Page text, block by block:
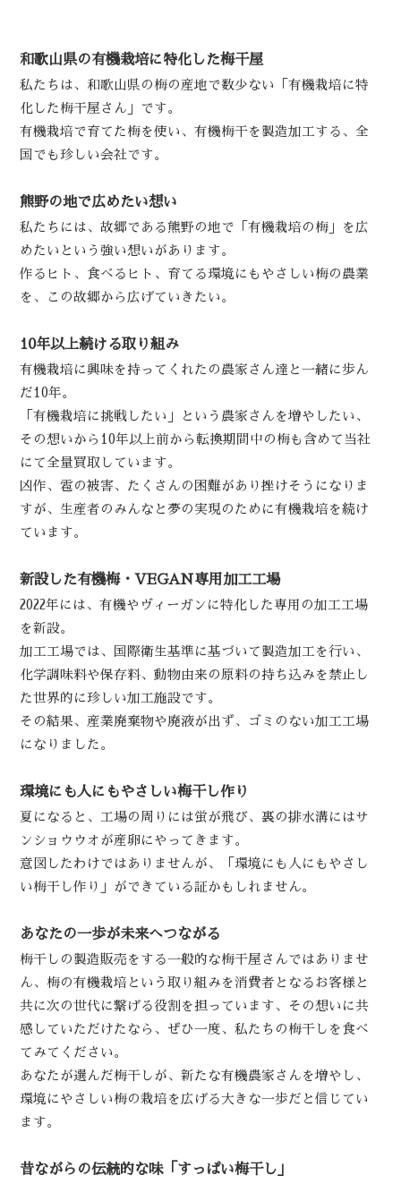
和歌山県の有機栽培に特化した梅干屋
私たちは、和歌山県の梅の産地で数少ない「有機栽培に特
化した梅干屋さん」です。
有機栽培で育てた梅を使い、有機梅干を製造加工する、全
国でも珍しい会社です。
熊野の地で広めたい想い
私たちには、故郷である熊野の地で「有機栽培の梅」を広
めたいという強い想いがあります。
作るヒト、食べるヒト、育てる環境にもやさしい梅の農業
を、この故郷から広げていきたい。
10年以上続ける取り組み
有機栽培に興味を持ってくれたの農家さん達と一緒に歩ん
だ10年。
「有機栽培に挑戦したい」という農家さんを増やしたい、
その想いから10年以上前から転換期間中の梅も含めて当社
にて 全量買取 しています。
凶作、雹の被害、たくさんの困難があり挫けそうになりま
すが、生産者のみんなと夢の実現のために有機栽培を続け
ています。
新設した有機梅・VEGAN専用加工工場
2022年には、有機やヴィーガンに特化した専用の加工工場
を新設。
加工工場では、国際衛生基準に基づいて製造加工を行い、
化学調味料や保存料、動物由来の原料の持ち込みを禁止し
た世界的に珍しい加工施設です。
その結果、産業廃棄物や廃液が出ず、
ゴミのない加工工場
になりました。
環境にも人にもやさしい梅干し作り
夏になると、工場の周りには蛍が飛び、裏の排水溝にはサ
ンショウウオが産卵にやってきます。
意図したわけではありませんが、「環境にも人にもやさし
い梅干し作り」ができている証かもしれません。
あなたの一歩が未来へつながる
梅干しの製造販売をする一般的な梅干屋さんではありませ
ん、梅の有機栽培という取り組みを消費者となるお客様と
共に次の世代に繋げる役割を担っています、その想いに共
感していただけたなら、ぜひ一度、私たちの梅干しを食べ
てみてください。
あなたが選んだ梅干しが、新たな有機農家さんを増やし、
環境にやさしい梅の栽培を広げる大きな一歩だと信じてい
ます。
昔ながらの伝統的な味「すっぱい梅干し」